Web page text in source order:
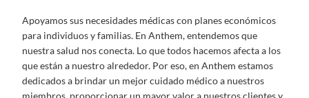
Apoyamos sus necesidades médicas con planes económicos
para individuos y familias. En Anthem, entendemos que
nuestra salud nos conecta. Lo que todos hacemos afecta a los
que están a nuestro alrededor. Por eso, en Anthem estamos
dedicados a brindar un mejor cuidado médico a nuestros
miembros, proporcionar un mayor valor a nuestros clientes y